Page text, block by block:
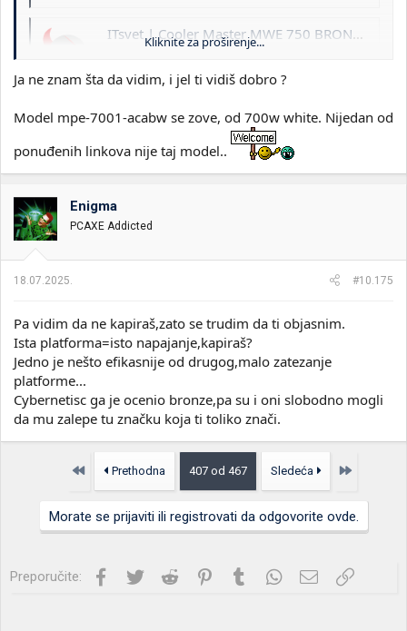
ITsvet | Cooler Master MWE 750 BRONZE V2 230V MPE-7501-ACABW-BEU Napajanje
Pogledajte gde mozete kupiti ovaj proizvod.
www.itsvet.com
ITsvet | Cooler Master MWE 750 White 230V V2 MPE-7501-ACABW-EU Napajanje
Pogledajte gde mozete kupiti ovaj proizvod.
Fotografije, komentari, recenzije.
Vidiš da ima
Kliknite za proširenje...
Ja ne znam šta da vidim, i jel ti vidiš dobro ?
Model mpe-7001-acabw se zove, od 700w white. Nijedan od
ponuđenih linkova nije taj model..
Enigma
PCAXE Addicted
18.07.2025. #10.175
Pa vidim da ne kapiraš,zato se trudim da ti objasnim.
Ista platforma=isto napajanje,kapiraš?
Jedno je nešto efikasnije od drugog,malo zatezanje
platforme...
Cybernetisc ga je ocenio bronze,pa su i oni slobodno mogli
da mu zalepe tu značku koja ti toliko znači.
Prvo Prethodna 407 od 467 Sledeća Poslednja
Morate se prijaviti ili registrovati da odgovorite ovde.
Preporučite: Facebook
Twitter Reddit PinterestTumblrWhatsApp
Imejl Link